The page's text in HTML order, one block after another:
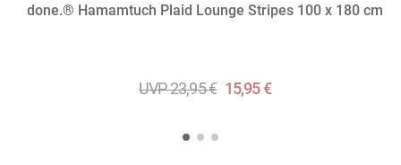
done.® Hamamtuch Plaid Lounge Stripes 100 x 180 cm
UVP 23,95 € 15,95 €